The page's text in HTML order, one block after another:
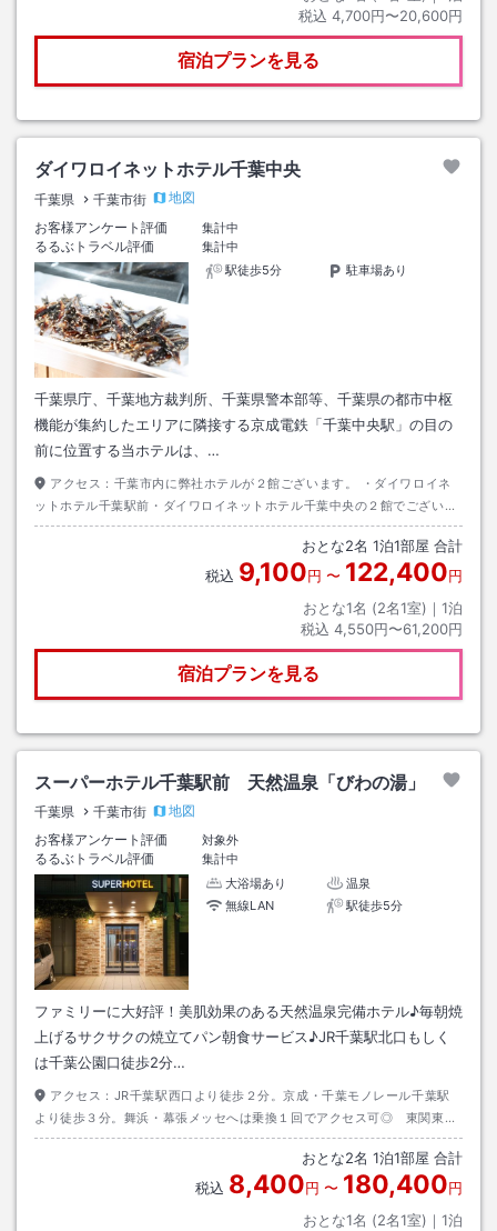
税込 4,700円〜20,600円
宿泊プランを見る
ダイワロイネットホテル千葉中央
千葉県 千葉市街
地図
お客様アンケート評価
集計中
るるぶトラベル評価
集計中
駅徒歩5分
駐車場あり
千葉県庁、千葉地方裁判所、千葉県警本部等、千葉県の都市中枢
機能が集約したエリアに隣接する京成電鉄「千葉中央駅」の目の
前に位置する当ホテルは、…
アクセス： 千葉市内に弊社ホテルが２館ございます。 ・ダイワロイネ
ットホテル千葉駅前・ダイワロイネットホテル千葉中央の２館でございま
す。 ご予約、ご案内の際にお間違いなき様ご注意の程お願い致します。
おとな2名 1泊1部屋 合計
税込 9,100円 〜 122,400円
おとな1名 (2名1室)｜ 1泊
税込 4,550円〜61,200円
宿泊プランを見る
スーパーホテル千葉駅前 天然温泉「びわの湯」
千葉県 千葉市街
地図
お客様アンケート評価
対象外
るるぶトラベル評価
集計中
大浴場あり
温泉
無線LAN
駅徒歩5分
ファミリーに大好評！美肌効果のある天然温泉完備ホテル♪毎朝焼
上げるサクサクの焼立てパン朝食サービス♪JR千葉駅北口もしく
は千葉公園口徒歩2分…
アクセス： JR千葉駅西口より徒歩２分。京成・千葉モノレール千葉駅
より徒歩３分。舞浜・幕張メッセへは乗換１回でアクセス可◎ 東関東自
動車道路・湾岸習志野ICから約２０分。京葉道路・幕張ICから約２０分。
おとな2名 1泊1部屋 合計
税込 8,400円 〜 180,400円
おとな1名 (2名1室)｜ 1泊